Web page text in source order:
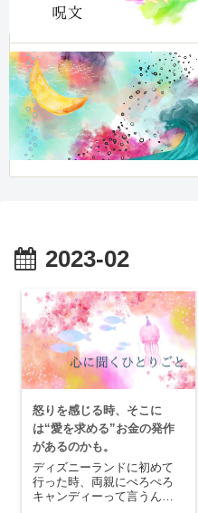
2023-02
怒りを感じる時、そこに
は“愛を求める”お金の発作
があるのかも。
ディズニーランドに初めて
行った時、両親にぺろぺろ
キャンディーって言うんで